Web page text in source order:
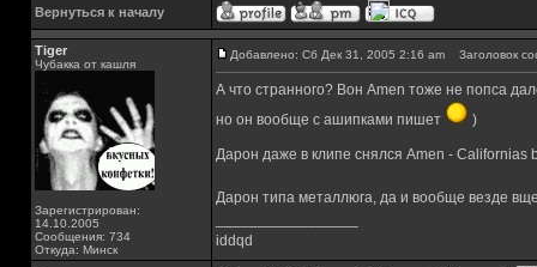
Вернуться к началу
Tiger
Чубакка от кашля
Зарегистрирован:
14.10.2005
Сообщения: 734
Откуда: Минск
Добавлено: Сб Дек 31, 2005 2:16 am Заголовок
А что странного? Вон Amen тоже не попса
но он вообще с ашипками пишет
)
Дарон даже в клипе снялся Amen - Californias
Дарон типа металлюга, да и вообще везде
iddqd